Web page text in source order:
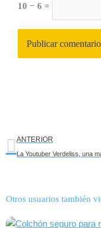
10 − 6 =
Ant
ANTERIOR
La Youtuber Verdeliss, una
Otros usuarios también